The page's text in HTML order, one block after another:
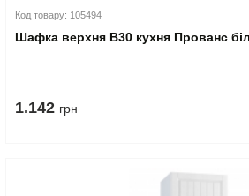
Код товару: 105494
Шафка верхня В30 кухня Прованс
1.142 грн